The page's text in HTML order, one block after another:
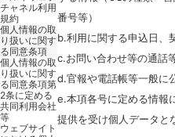
チャネル利用
規約
個人情報の取
り扱いに関す
る同意条項
個人情報の取
り扱いに関す
る同意条項第
2条に定める
共同利用会社
等
ウェブサイト
番号等）
b.利用に関する申込日、
c.お問い合わせ等の通話
d.官報や電話帳等一般に
e.本項各号に定める情報
提供を受け個人データと